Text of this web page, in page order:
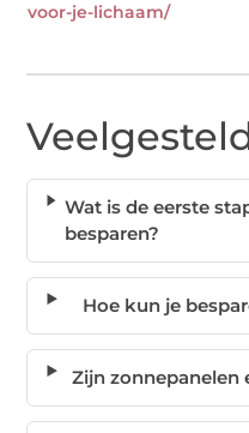
voor-je-lichaam/
Wat is de eerste
besparen?
Hoe kun je
Zijn zonnepanelen